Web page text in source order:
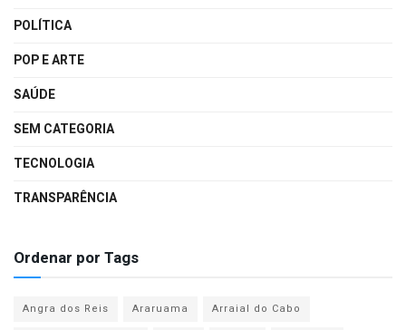
POLÍTICA
POP E ARTE
SAÚDE
SEM CATEGORIA
TECNOLOGIA
TRANSPARÊNCIA
Ordenar por Tags
Angra dos Reis Araruama
Arraial do Cabo